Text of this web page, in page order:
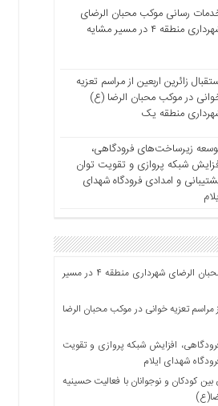
رسانی موکب محبان الرضای
منطقه ۴ در مسیر مشایه
زائرین اربعین از مراسم تعزیه
در موکب محبان الرضا (ع)
منطقه یک
زیرساخت‌های فرودگاهی،
شبکه پروازی و تقویت توان
و امدادی فرودگاه شهدای
خدمات رسانی موکب محبان الرضای شهرداری منطقه ۴ در مسیر
مراسم تعزیه خوانی در موکب محبان الرضا
افزایش شبکه پروازی و تقویت
شهدای ایلام
کودکان و نوجوانان با فعالیت حسینیه